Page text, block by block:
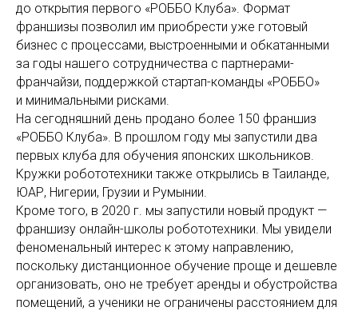
до открытия первого «РОББО Клуба». Формат
франшизы позволил им приобрести уже готовый
бизнес с процессами, выстроенными и обкатанными
за годы нашего сотрудничества с партнерами-
франчайзи, поддержкой стартап-команды «РОББО»
и минимальными рисками.
На сегодняшний день продано более 150 франшиз
«РОББО Клуба». В прошлом году мы запустили два
первых клуба для обучения японских школьников.
Кружки робототехники также открылись в Таиланде,
ЮАР, Нигерии, Грузии и Румынии.
Кроме того, в 2020 г. мы запустили новый продукт —
франшизу онлайн-школы робототехники. Мы увидели
феноменальный интерес к этому направлению,
поскольку дистанционное обучение проще и дешевле
организовать, оно не требует аренды и обустройства
помещений, а ученики не ограничены расстоянием для